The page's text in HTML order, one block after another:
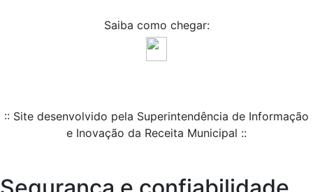
Saiba como chegar:
:: Site desenvolvido pela Superintendência de Informação
e Inovação da Receita Municipal ::